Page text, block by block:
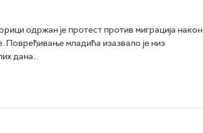
одржан је протест против миграција након
младића изазвало је низ
дана...